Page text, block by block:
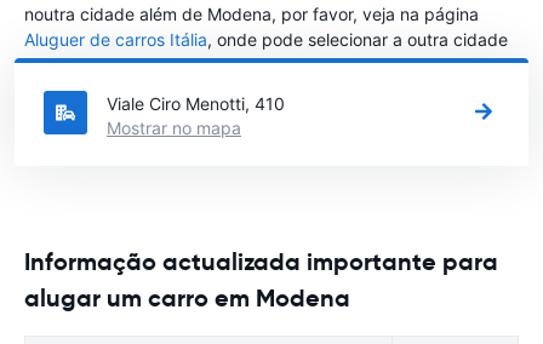
noutra cidade além de Modena, por favor, veja na página
Aluguer de carros Itália, onde pode selecionar a outra cidade
em Itália que gostaria de alugar um carro
Viale Ciro Menotti, 410
Mostrar no mapa
Informação actualizada importante para
alugar um carro em Modena